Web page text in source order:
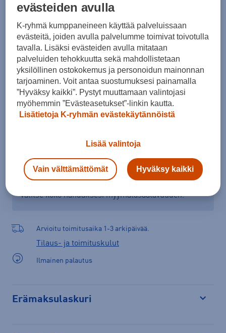
XXL XXXL
Kokotaulukko
Lisää ostoskoriin
Tarkista saatavuus ja tilaa myymälästä
Verkkokauppa: SaatavillaMyymälät: Ei saatavilla
Valitse koko nähdäksesi myymäläsaatavuuden.
Arvioitu toimitusaika 1-3 arkipäivää.
Tilaus- ja toimituskulut
Ilmainen palautus
Erämaksulaskuri
evästeiden avulla
K-ryhmä kumppaneineen käyttää palveluissaan
evästeitä, joiden avulla palvelumme toimivat toivotulla
tavalla. Lisäksi evästeiden avulla mitataan
palveluiden tehokkuutta sekä mahdollistetaan
yksilöllinen ostokokemus ja personoidun mainonnan
tarjoaminen. Voit antaa suostumuksesi painamalla
”Hyväksy kaikki”. Pystyt muuttamaan valintojasi
myöhemmin ”Evästeasetukset”-linkin kautta.
Lisätietoja K-ryhmän evästekäytännöistä
Lisää valintoja
Vain välttämättömät Hyväksy kaikki